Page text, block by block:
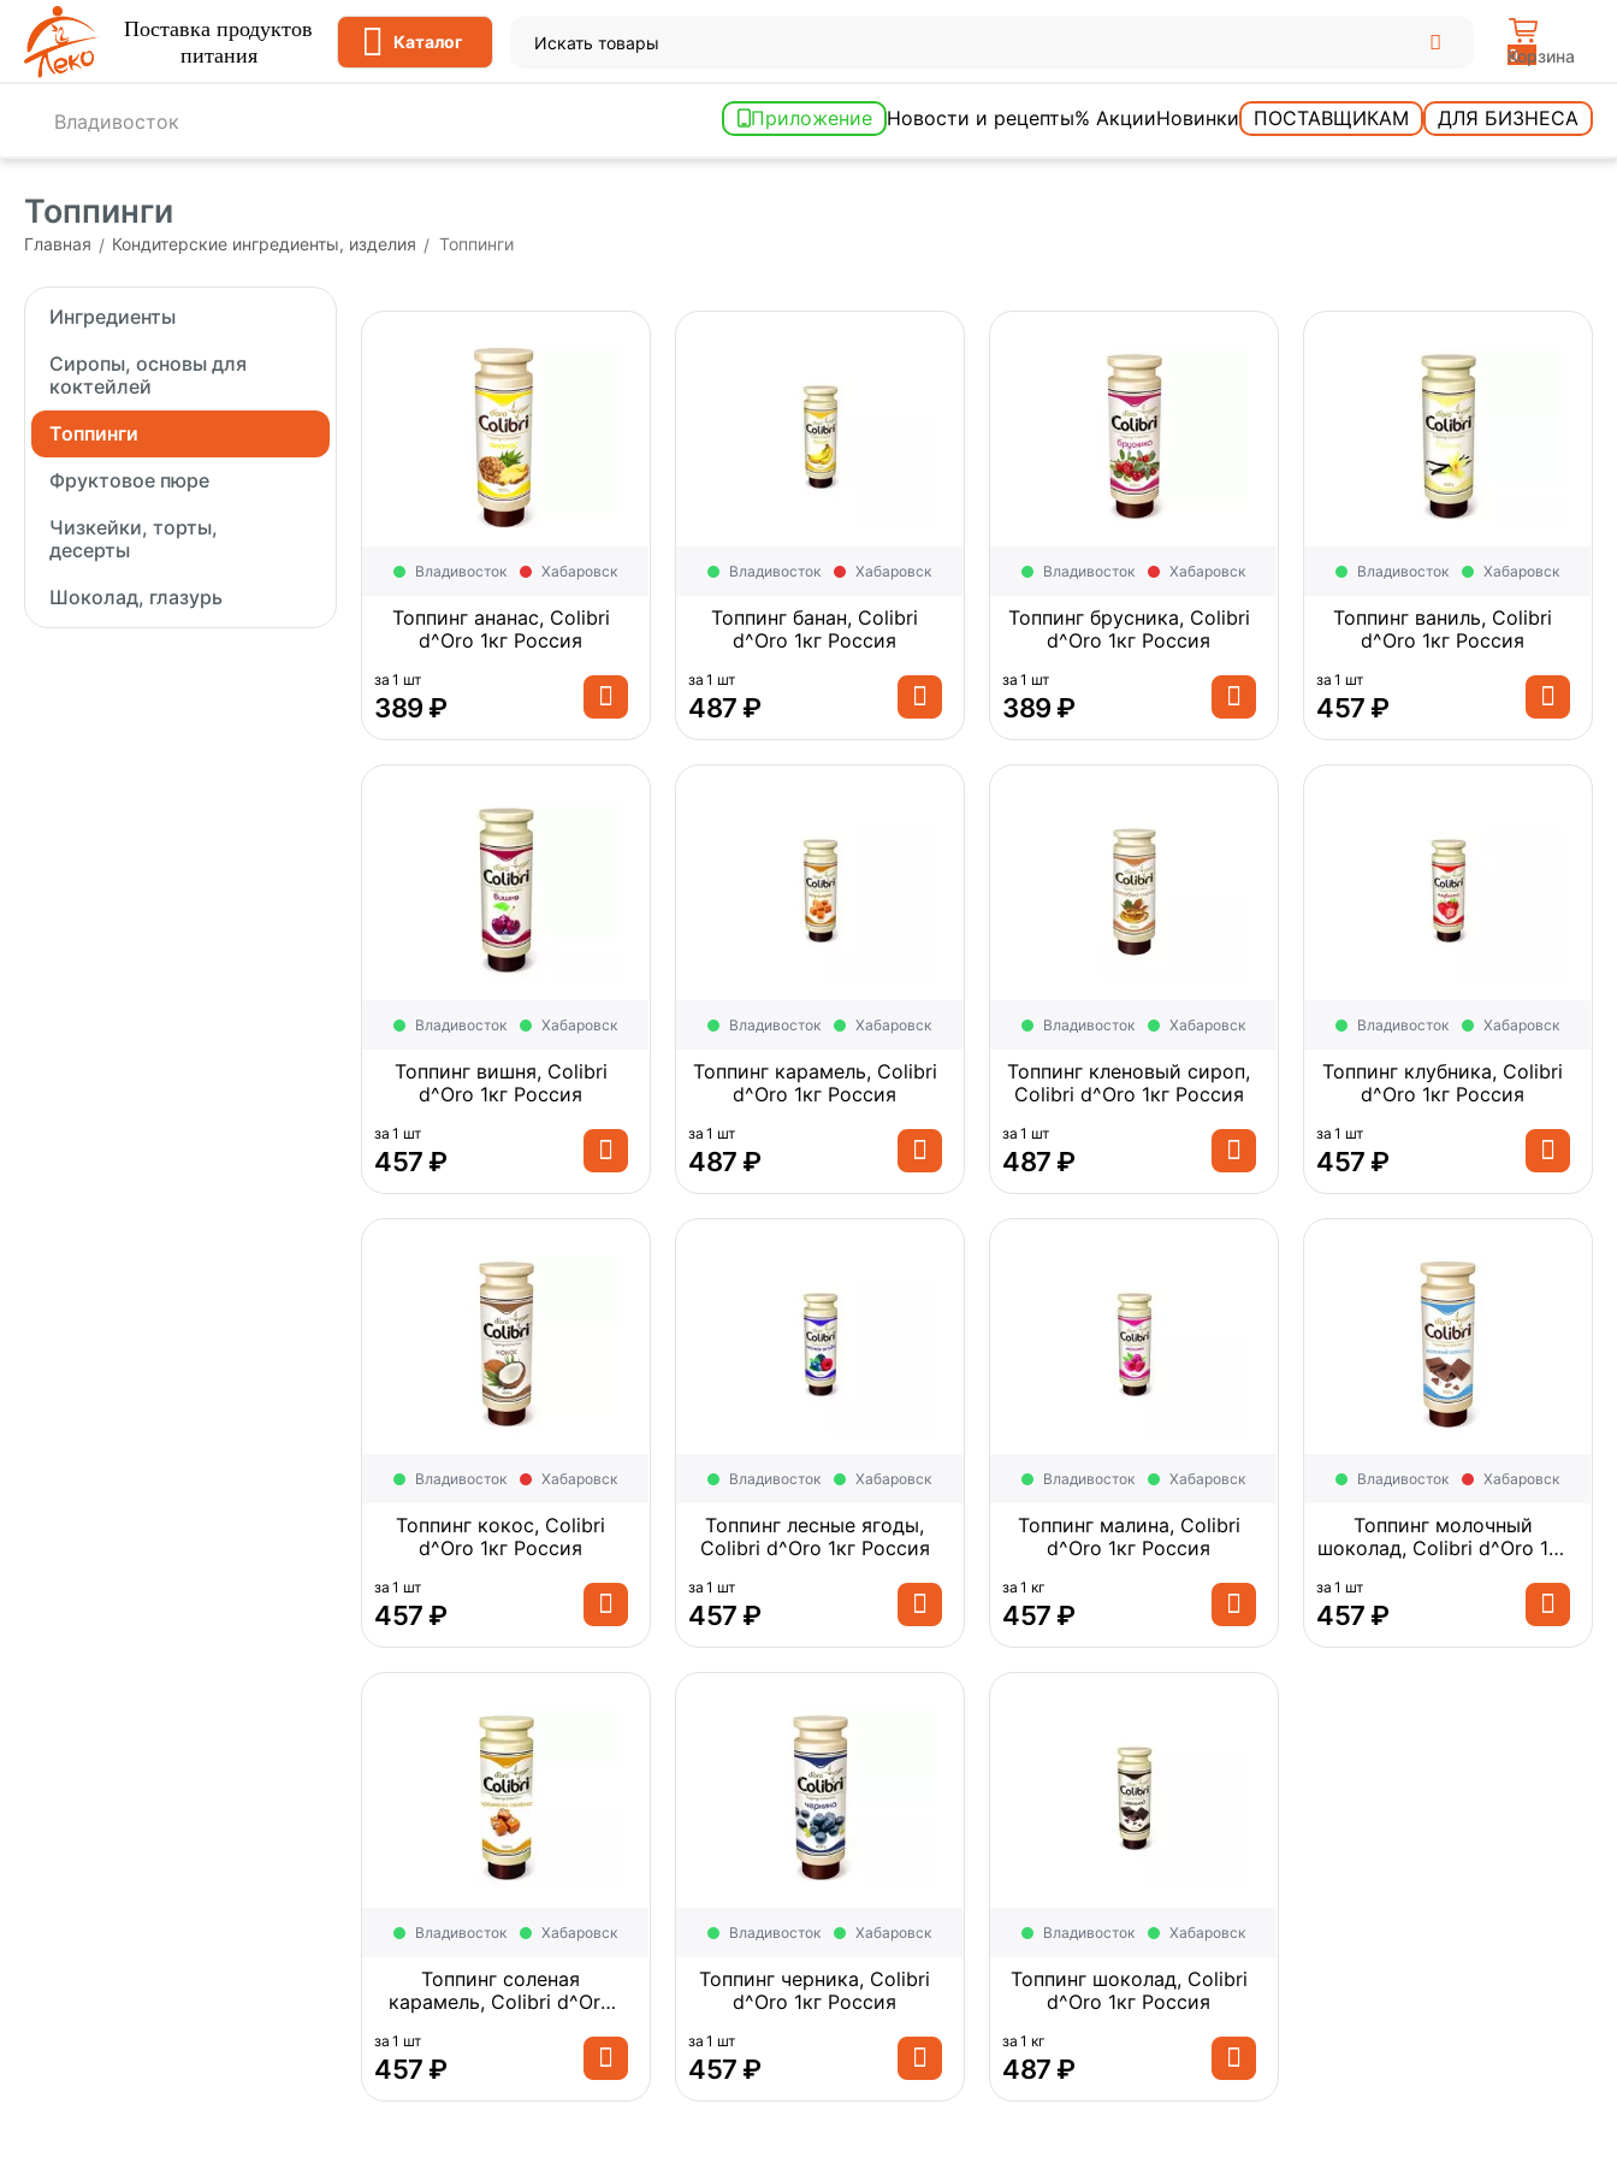
Поставка продуктов
питания
Каталог
0
Корзина
Владивосток Приложение Новости и рецепты% АкцииНовинки ПОСТАВЩИКАМ ДЛЯ БИЗНЕСА
Топпинги
Главная / Кондитерские ингредиенты, изделия / Топпинги
Топпинг ананас, Colibri
d^Oro 1кг Россия
Владивосток Хабаровск
‍389‍ ₽
за 1 шт
Топпинг банан, Colibri
d^Oro 1кг Россия
Владивосток Хабаровск
‍487‍ ₽
за 1 шт
Топпинг брусника, Colibri
d^Oro 1кг Россия
Владивосток Хабаровск
‍389‍ ₽
за 1 шт
Топпинг ваниль, Colibri
d^Oro 1кг Россия
Владивосток Хабаровск
‍457‍ ₽
за 1 шт
Топпинг вишня, Colibri
d^Oro 1кг Россия
Владивосток Хабаровск
‍457‍ ₽
за 1 шт
Топпинг карамель, Colibri
d^Oro 1кг Россия
Владивосток Хабаровск
‍487‍ ₽
за 1 шт
Топпинг кленовый сироп,
Colibri d^Oro 1кг Россия
Владивосток Хабаровск
‍487‍ ₽
за 1 шт
Топпинг клубника, Colibri
d^Oro 1кг Россия
Владивосток Хабаровск
‍457‍ ₽
за 1 шт
Топпинг кокос, Colibri
d^Oro 1кг Россия
Владивосток Хабаровск
‍457‍ ₽
за 1 шт
Топпинг лесные ягоды,
Colibri d^Oro 1кг Россия
Владивосток Хабаровск
‍457‍ ₽
за 1 шт
Топпинг малина, Colibri
d^Oro 1кг Россия
Владивосток Хабаровск
‍457‍ ₽
за 1 кг
Топпинг молочный
шоколад, Colibri d^Oro 1кг
Владивосток Хабаровск
‍457‍ ₽
за 1 шт
Топпинг соленая
карамель, Colibri d^Oro
Владивосток Хабаровск
‍457‍ ₽
за 1 шт
Топпинг черника, Colibri
d^Oro 1кг Россия
Владивосток Хабаровск
‍457‍ ₽
за 1 шт
Топпинг шоколад, Colibri
d^Oro 1кг Россия
Владивосток Хабаровск
‍487‍ ₽
за 1 кг
Ингредиенты
Сиропы, основы для
коктейлей
Топпинги
Фруктовое пюре
Чизкейки, торты,
десерты
Шоколад, глазурь